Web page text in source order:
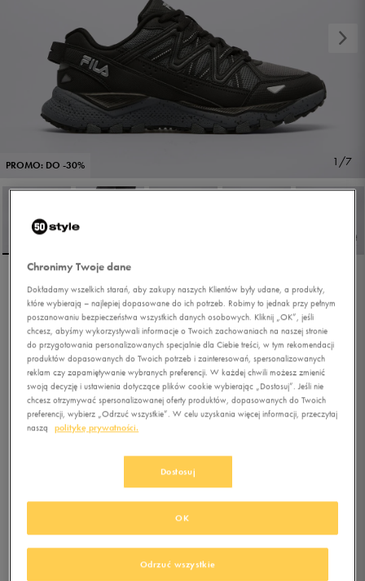
PROMO: DO -30% 1/7
FILA FIRETRAIL EVO
5.0 (55 )
229,99zł-55% (cena bezpośrednio przed promocją)
126,49zł -18%(najniższa cena z 30 dni przed obniżką)
103,50złz Vat
+ 1150 PKT WKLUBIE 50 STYLE
Chronimy Twoje dane
Dokładamy wszelkich starań, aby zakupy naszych Klientów były udane, a produkty,
które wybierają – najlepiej dopasowane do ich potrzeb. Robimy to jednak przy pełnym
poszanowaniu bezpieczeństwa wszystkich danych osobowych. Kliknij „OK”, jeśli
chcesz, abyśmy wykorzystywali informacje o Twoich zachowaniach na naszej stronie
do przygotowania personalizowanych specjalnie dla Ciebie treści, w tym rekomendacji
produktów dopasowanych do Twoich potrzeb i zainteresowań, spersonalizowanych
reklam czy zapamiętywanie wybranych preferencji. W każdej chwili możesz zmienić
swoją decyzję i ustawienia dotyczące plików cookie wybierając „Dostosuj”. Jeśli nie
chcesz otrzymywać spersonalizowanej oferty produktów, dopasowanych do Twoich
preferencji, wybierz „Odrzuć wszystkie”. W celu uzyskania więcej informacji, przeczytaj
naszą
politykę prywatności.
Dostosuj
Odrzuć wszystkie
OK